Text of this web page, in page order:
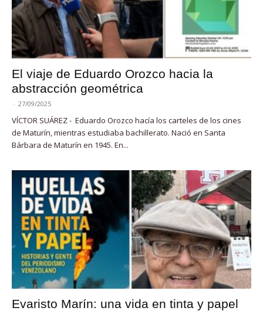
El viaje de Eduardo Orozco hacia la
abstracción geométrica
- 27/09/2025
VÍCTOR SUÁREZ - Eduardo Orozco hacía los carteles de los cines
de Maturín, mientras estudiaba bachillerato. Nació en Santa
Bárbara de Maturín en 1945. En...
Evaristo Marín: una vida en tinta y papel